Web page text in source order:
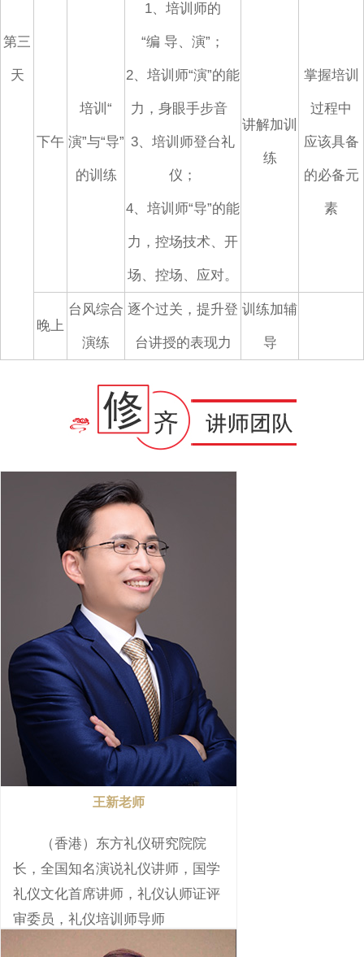
第三
天
下午
培训“
演”与“导”
的训练
1、培训师的
“编 导、演”；
2、培训师“演”的能
力，身眼手步音
3、培训师登台礼
仪；
4、培训师“导”的能
力，控场技术、开
场、控场、应对。
讲解加训
练
掌握培训
过程中
应该具备
的必备元
素
晚上
台风综合
演练
逐个过关，提升登
台讲授的表现力
训练加辅
导
王新老师
（香港）东方礼仪研究院院
长，全国知名演说礼仪讲师，国学
礼仪文化首席讲师，礼仪认师证评
审委员，礼仪培训师导师